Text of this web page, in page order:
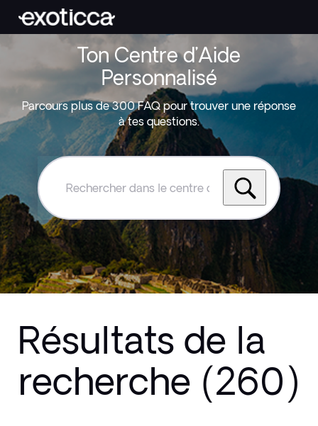
Ton Centre d’Aide
Personnalisé
Parcours plus de 300 FAQ pour trouver une réponse
à tes questions.
Rechercher
le
centre
d'aide
Exoticca
Résultats de la
recherche (260)